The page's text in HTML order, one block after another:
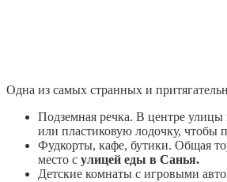
Одна из самых странных и
Подземная речка. В центре
или пластиковую лодочку, чтобы
Фудкорты, кафе, бутики. Общая
место с улицей еды в Санья.
Детские комнаты с игровыми